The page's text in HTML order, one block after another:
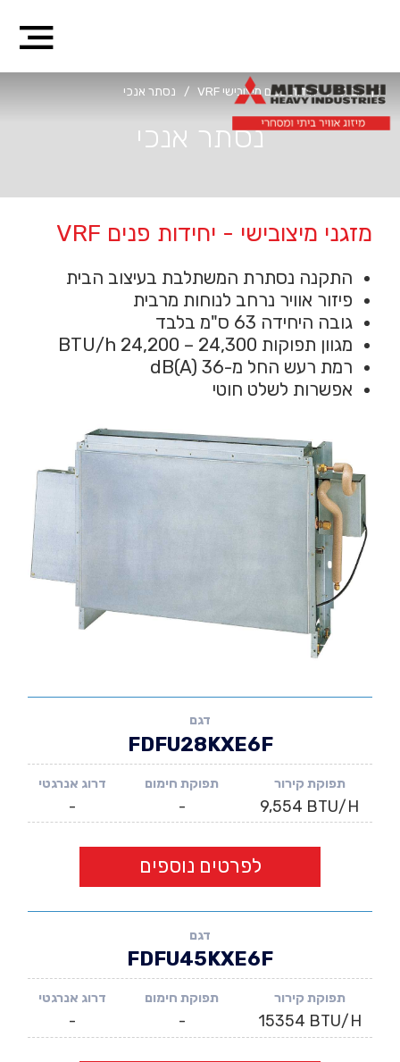
דף הבית / יחידות פנים מיצובישי VRF / נסתר אנכי
נסתר אנכי
מזגני מיצובישי - יחידות פנים VRF
התקנה נסתרת המשתלבת בעיצוב הבית
פיזור אוויר נרחב לנוחות מרבית
גובה היחידה 63 ס"מ בלבד
מגוון תפוקות BTU/h 24,200 – 24,300
רמת רעש החל מ-dB(A) 36
אפשרות לשלט חוטי
דגם
FDFU28KXE6F
תפוקת קירור
9,554 BTU/H
תפוקת חימום
-
דרוג אנרגטי
-
לפרטים נוספים
דגם
FDFU45KXE6F
תפוקת קירור
15354 BTU/H
תפוקת חימום
-
דרוג אנרגטי
-